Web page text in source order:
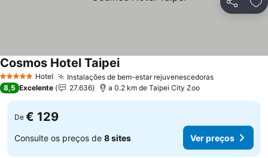
Partilhar
5 Estrelas Hotel Instalações de bem-estar rejuvenescedorasVer preços
Cosmos Hotel TaipeiVer preços
8,5 Excelente 27.636 a 0.2 km de Taipei City Zoo
De € 129
Consulte os preços de 8 sites Ver preços